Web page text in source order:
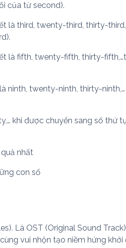
của từ second).
là third, twenty-third, thirty-
là fifth, twenty-fifth, thirty-
ninth, twenty-ninth, thirty-
khi được chuyển sang số thứ
nhất
con số
Là OST (Original Sound
vui nhộn tạo niềm hứng khởi